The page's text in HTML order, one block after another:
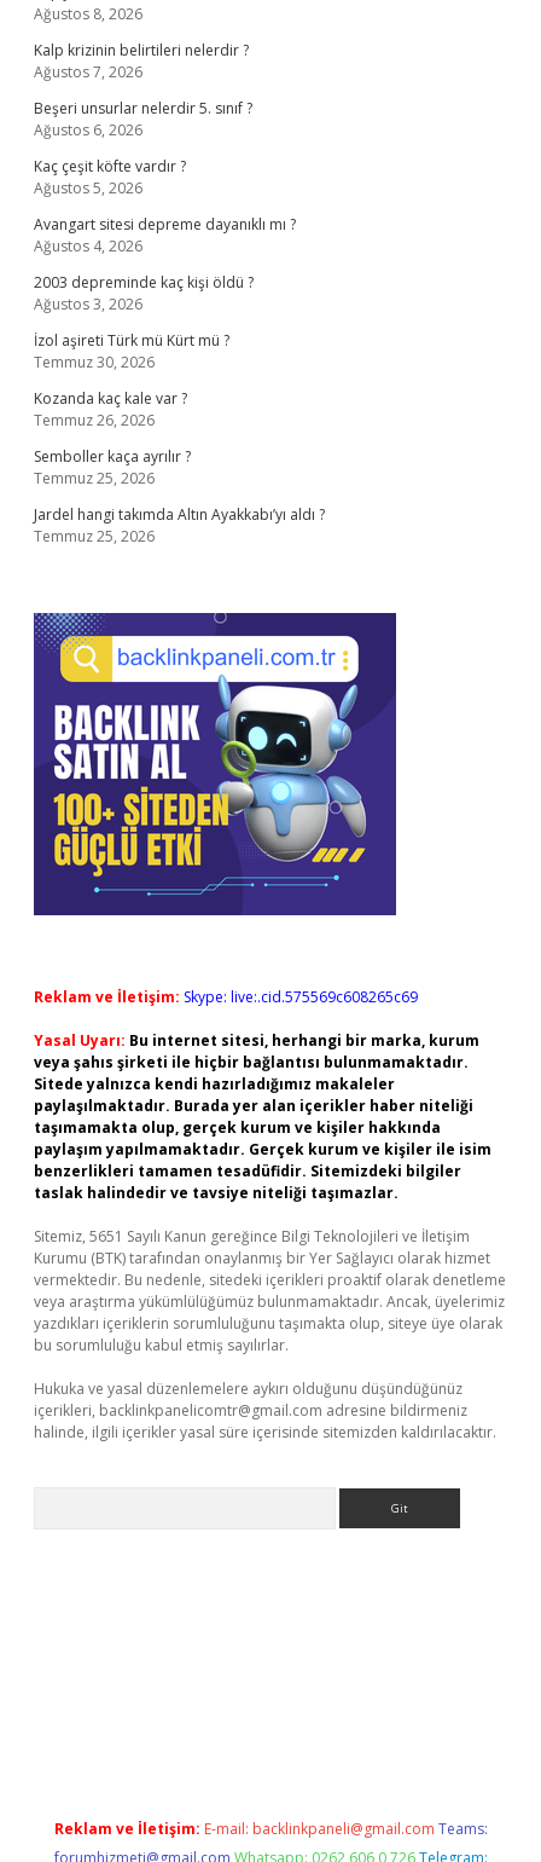
Ağustos 8, 2026
Kalp krizinin belirtileri nelerdir ?
Ağustos 7, 2026
Beşeri unsurlar nelerdir 5. sınıf ?
Ağustos 6, 2026
Kaç çeşit köfte vardır ?
Ağustos 5, 2026
Avangart sitesi depreme dayanıklı mı ?
Ağustos 4, 2026
2003 depreminde kaç kişi öldü ?
Ağustos 3, 2026
İzol aşireti Türk mü Kürt mü ?
Temmuz 30, 2026
Kozanda kaç kale var ?
Temmuz 26, 2026
Semboller kaça ayrılır ?
Temmuz 25, 2026
Jardel hangi takımda Altın Ayakkabı’yı aldı ?
Temmuz 25, 2026
Reklam ve İletişim: Skype: live:.cid.575569c608265c69
Yasal Uyarı: Bu internet sitesi, herhangi bir marka, kurum
veya şahıs şirketi ile hiçbir bağlantısı bulunmamaktadır.
Sitede yalnızca kendi hazırladığımız makaleler
paylaşılmaktadır. Burada yer alan içerikler haber niteliği
taşımamakta olup, gerçek kurum ve kişiler hakkında
paylaşım yapılmamaktadır. Gerçek kurum ve kişiler ile isim
benzerlikleri tamamen tesadüfidir. Sitemizdeki bilgiler
taslak halindedir ve tavsiye niteliği taşımazlar.
Sitemiz, 5651 Sayılı Kanun gereğince Bilgi Teknolojileri ve İletişim
Kurumu (BTK) tarafından onaylanmış bir Yer Sağlayıcı olarak hizmet
vermektedir. Bu nedenle, sitedeki içerikleri proaktif olarak denetleme
veya araştırma yükümlülüğümüz bulunmamaktadır. Ancak, üyelerimiz
yazdıkları içeriklerin sorumluluğunu taşımakta olup, siteye üye olarak
bu sorumluluğu kabul etmiş sayılırlar.
Hukuka ve yasal düzenlemelere aykırı olduğunu düşündüğünüz
içerikleri, backlinkpanelicomtr@gmail.com adresine bildirmeniz
halinde, ilgili içerikler yasal süre içerisinde sitemizden kaldırılacaktır.
Reklam ve İletişim: E-mail: backlinkpaneli@gmail.com Teams:
forumhizmeti@gmail.com Whatsapp: 0262 606 0 726 Telegram: